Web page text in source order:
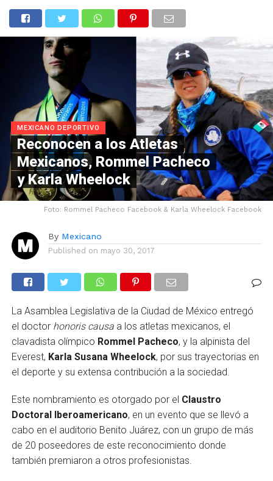
MEXICANO DEPORTIVO
Reconocen a los Atletas
Mexicanos, Rommel Pacheco
y Karla Wheelock
Foto: Rommel Pacheco Facebook & Karla Wheelock Facebook
By Mexicano
Published on mayo 30, 2017
La Asamblea Legislativa de la Ciudad de México entregó
el doctor honoris causaa los atletas mexicanos, el
clavadista olímpico Rommel Pacheco, y la alpinista del
Everest, Karla Susana Wheelock, por sus trayectorias en
el deporte y su extensa contribución a la sociedad.
Este nombramiento es otorgado por el Claustro
Doctoral Iberoamericano, en un evento que se llevó a
cabo en el auditorio Benito Juárez, con un grupo de más
de 20 poseedores de este reconocimiento donde
también premiaron a otros profesionistas.